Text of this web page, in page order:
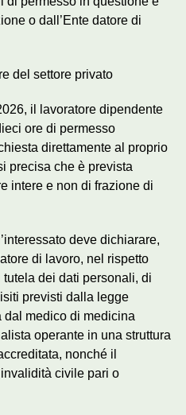
o dall’Ente datore di
del settore privato
il lavoratore dipendente
ore di permesso
direttamente al proprio
precisa che è prevista
intere e non di frazione di
deve dichiarare,
di lavoro, nel rispetto
dei dati personali, di
previsti dalla legge
dal medico di medicina
operante in una struttura
nonché il
civile pari o